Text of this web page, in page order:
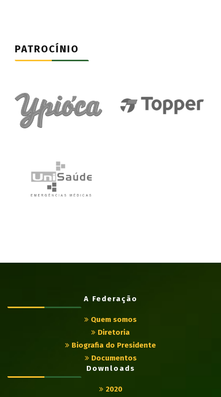
PATROCÍNIO
A Federação
Quem somos
Diretoria
Biografia do Presidente
Documentos
Downloads
2020